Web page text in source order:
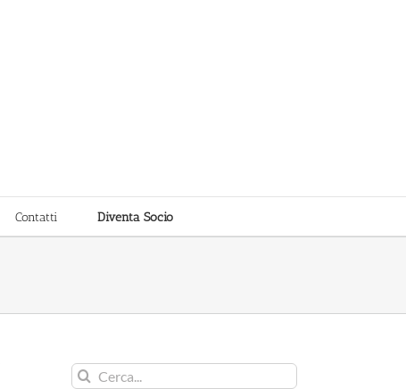
Contatti Diventa Socio
Cerca
per: